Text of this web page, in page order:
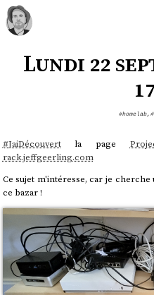
Lundi 22
#homelab,
#JaiDécouvertla page
rack.jeffgeerling.com
Ce sujet m'intéresse, car je
ce bazar !